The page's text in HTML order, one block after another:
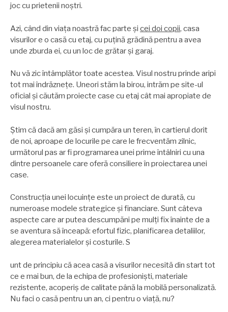
joc cu prietenii noştri.
Azi, când din viața noastră fac parte şi cei doi copii, casa
visurilor e o casă cu etaj, cu puțină grădină pentru a avea
unde zburda ei, cu un loc de grătar şi garaj.
Nu vă zic întâmplător toate acestea. Visul nostru prinde aripi
tot mai îndrăznețe. Uneori stăm la birou, intrăm pe site-ul
oficial şi căutăm proiecte case cu etaj cât mai apropiate de
visul nostru.
Ştim că dacă am găsi şi cumpăra un teren, în cartierul dorit
de noi, aproape de locurile pe care le frecventăm zilnic,
următorul pas ar fi programarea unei prime întâlniri cu una
dintre persoanele care oferă consiliere în proiectarea unei
case.
Construcția unei locuințe este un proiect de durată, cu
numeroase modele strategice şi financiare. Sunt câteva
aspecte care ar putea descumpăni pe mulți fix înainte de a
se aventura să înceapă: efortul fizic, planificarea detaliilor,
alegerea materialelor şi costurile. S
unt de principiu că acea casă a visurilor necesită din start tot
ce e mai bun, de la echipa de profesionişti, materiale
rezistente, acoperiş de calitate până la mobilă personalizată.
Nu faci o casă pentru un an, ci pentru o viață, nu?